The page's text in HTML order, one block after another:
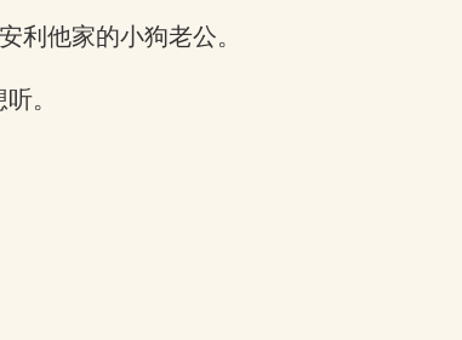
利他家的小狗老公。
。